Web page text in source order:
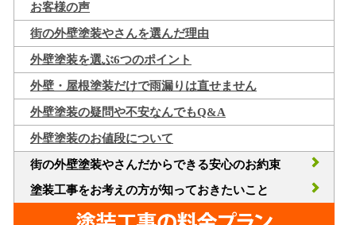
お客様の声
街の外壁塗装やさんを選んだ理由
外壁塗装を選ぶ6つのポイント
外壁・屋根塗装だけで雨漏りは直せません
外壁塗装の疑問や不安なんでもQ&A
外壁塗装のお値段について
街の外壁塗装やさんだからできる安心のお約束
塗装工事をお考えの方が知っておきたいこと